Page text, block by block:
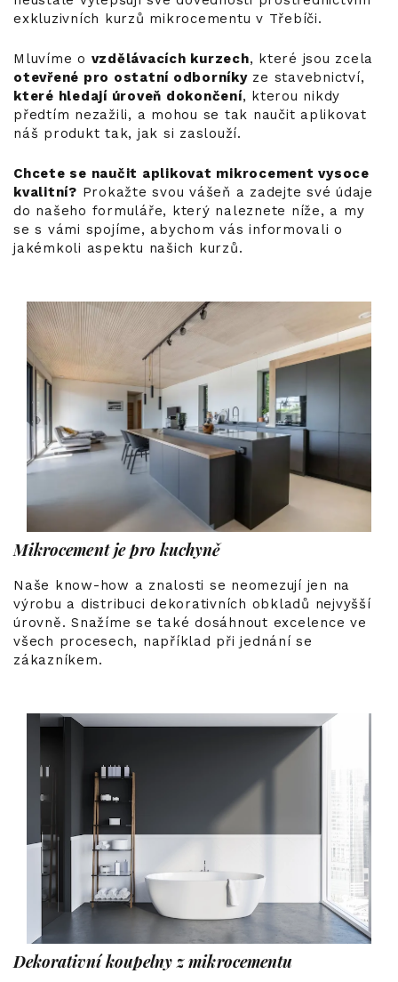
exkluzivních kurzů mikrocementu v Třebíči.
Mluvíme o vzdělávacích kurzech, které jsou zcela
otevřené pro ostatní odborníkyze stavebnictví,
které hledají úroveň dokončení, kterou nikdy
předtím nezažili, a mohou se tak naučit aplikovat
náš produkt tak, jak si zaslouží.
Chcete se naučit aplikovat mikrocement vysoce
kvalitní? Prokažte svou vášeň a zadejte své údaje
do našeho formuláře, který naleznete níže, a my
se s vámi spojíme, abychom vás informovali o
jakémkoli aspektu našich kurzů.
Mikrocement je pro kuchyně
Naše know-how a znalosti se neomezují jen na
výrobu a distribuci dekorativních obkladů nejvyšší
úrovně. Snažíme se také dosáhnout excelence ve
všech procesech, například při jednání se
zákazníkem.
Dekorativní koupelny z mikrocementu